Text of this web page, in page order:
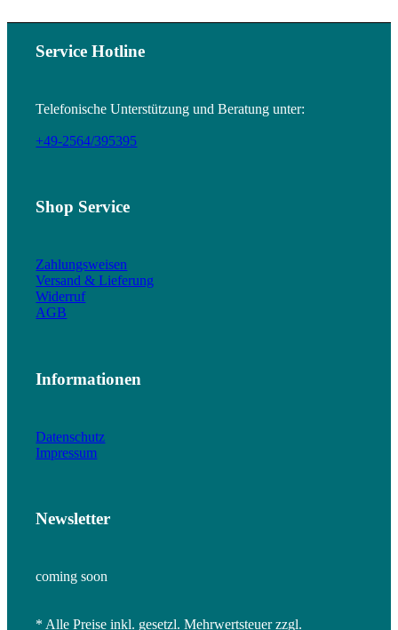
Service Hotline
Telefonische Unterstützung und Beratung unter:
+49-2564/395395
Shop Service
Zahlungsweisen
Versand & Lieferung
Widerruf
AGB
Informationen
Datenschutz
Impressum
Newsletter
coming soon
* Alle Preise inkl. gesetzl. Mehrwertsteuer zzgl.